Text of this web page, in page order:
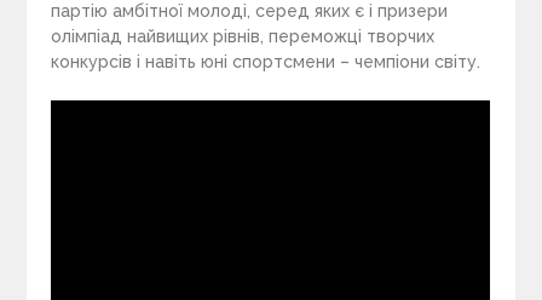
партію амбітної молоді, серед яких є і призери
олімпіад найвищих рівнів, переможці творчих
конкурсів і навіть юні спортсмени – чемпіони світу.